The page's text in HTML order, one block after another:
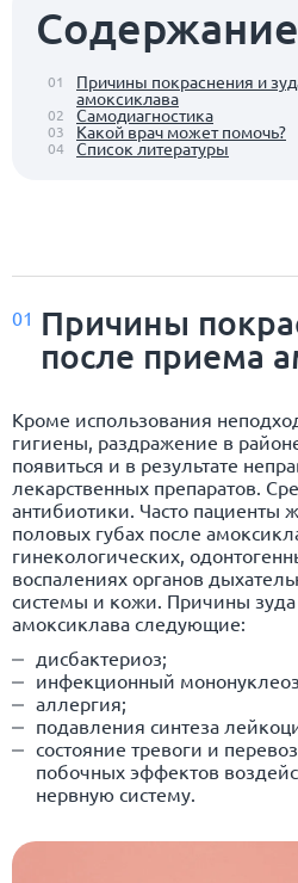
Содержание
01 Причины покраснения и
амоксиклава
02 Самодиагностика
03 Какой врач может помочь?
04 Список литературы
01 Причины
после приема
Кроме использования
гигиены, раздражение в
появиться и в результате
лекарственных препаратов.
антибиотики. Часто пациенты
половых губах после
гинекологических,
воспалениях органов
системы и кожи. Причины зуда
амоксиклава следующие:
дисбактериоз;
инфекционный
аллергия;
подавления синтеза
состояние тревоги и
побочных эффектов
нервную систему.